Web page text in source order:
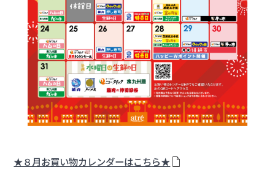
★８月お買い物カレンダーはこちら★